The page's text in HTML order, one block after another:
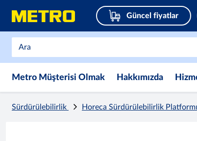
Güncel fiyatlar
Metro Müşterisi Olmak Hakkımızda
Sürdürülebilirlik Horeca Sürdürülebilirlik